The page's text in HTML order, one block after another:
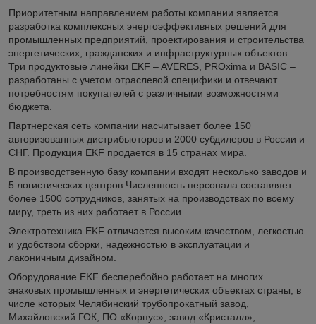
Приоритетным направлением работы компании является
разработка комплексных энергоэффективных решений для
промышленных предприятий, проектирования и строительства
энергетических, гражданских и инфраструктурных объектов.
Три продуктовые линейки EKF – AVERES, PROxima и BASIC –
разработаны с учетом отраслевой специфики и отвечают
потребностям покупателей с различными возможностями
бюджета.
Партнерская сеть компании насчитывает более 150
авторизованных дистрибьюторов и 2000 субдилеров в России и
СНГ. Продукция EKF продается в 15 странах мира.
В производственную базу компании входят несколько заводов и
5 логистических центров.Численность персонала составляет
более 1500 сотрудников, занятых на производствах по всему
миру, треть из них работает в России.
Электротехника EKF отличается высоким качеством, легкостью
и удобством сборки, надежностью в эксплуатации и
лаконичным дизайном.
Оборудование EKF бесперебойно работает на многих
знаковых промышленных и энергетических объектах страны, в
числе которых Челябинский трубопрокатный завод,
Михайловский ГОК, ПО «Корпус», завод «Кристалл»,